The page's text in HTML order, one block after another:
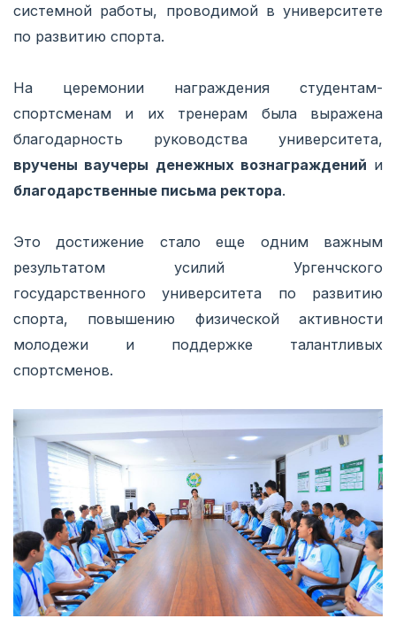
системной работы, проводимой в университете
по развитию спорта.
На церемонии награждения студентам-
спортсменам и их тренерам была выражена
благодарность руководства университета,
вручены ваучеры денежных вознаграждений и
благодарственные письма ректора.
Это достижение стало еще одним важным
результатом усилий Ургенчского
государственного университета по развитию
спорта, повышению физической активности
молодежи и поддержке талантливых
спортсменов.